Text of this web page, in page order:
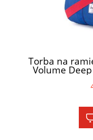
Torba na
Volume